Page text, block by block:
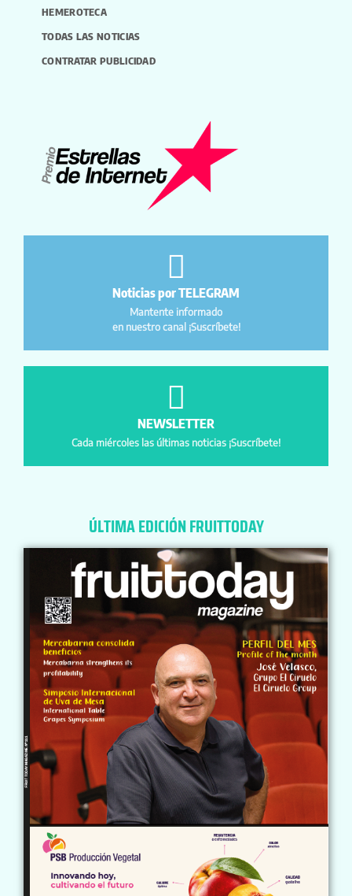
HEMEROTECA
TODAS LAS NOTICIAS
CONTRATAR PUBLICIDAD
Noticias por TELEGRAM
Mantente informado
en nuestro canal ¡Suscríbete!
NEWSLETTER
Cada miércoles las últimas noticias ¡Suscríbete!
ÚLTIMA EDICIÓN FRUITTODAY